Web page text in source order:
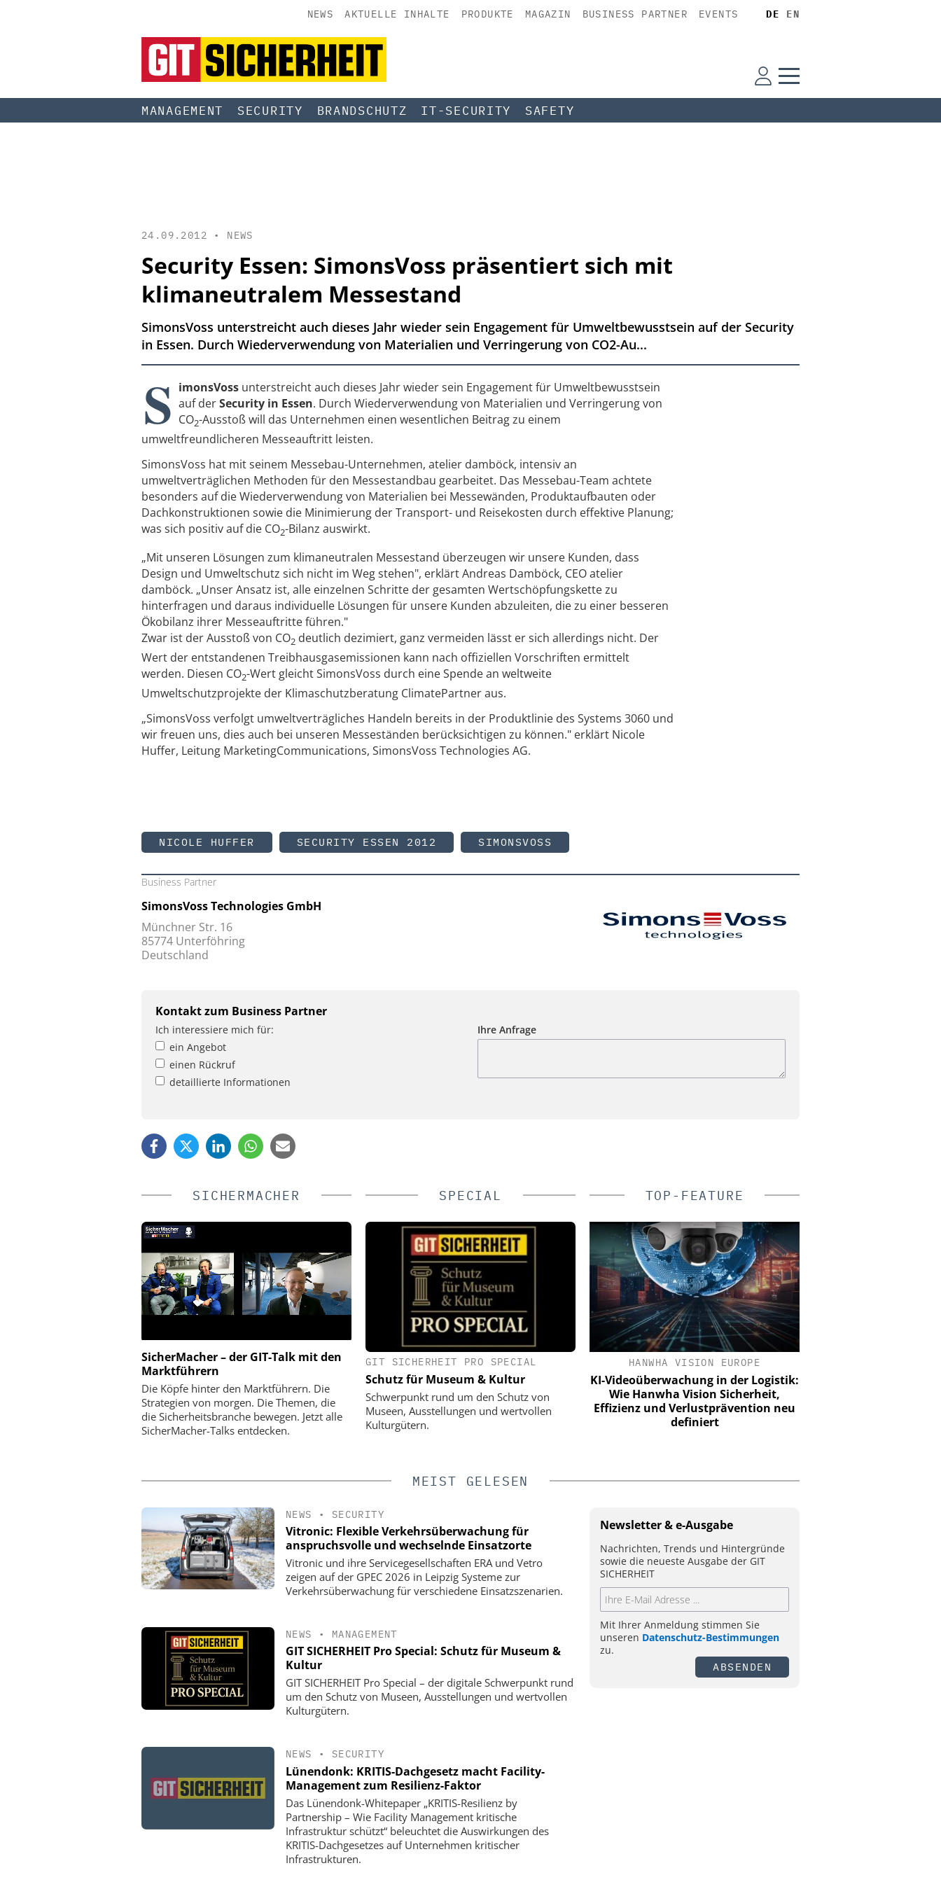
NEWS AKTUELLE INHALTE PRODUKTE MAGAZIN BUSINESS PARTNER EVENTS DE EN
MANAGEMENT SECURITY BRANDSCHUTZ IT-SECURITY SAFETY
24.09.2012 • NEWS
Security Essen: SimonsVoss präsentiert sich mit
klimaneutralem Messestand
SimonsVoss unterstreicht auch dieses Jahr wieder sein Engagement für Umweltbewusstsein auf der Security
in Essen. Durch Wiederverwendung von Materialien und Verringerung von CO2-Au...
S imonsVoss unterstreicht auch dieses Jahr wieder sein Engagement für Umweltbewusstsein
auf derSecurity in Essen. Durch Wiederverwendung von Materialien und Verringerung von
CO2-Ausstoß will das Unternehmen einen wesentlichen Beitrag zu einem
umweltfreundlicheren Messeauftritt leisten.
SimonsVoss hat mit seinem Messebau-Unternehmen, atelier damböck, intensiv an
umweltverträglichen Methoden für den Messestandbau gearbeitet. Das Messebau-Team achtete
besonders auf die Wiederverwendung von Materialien bei Messewänden, Produktaufbauten oder
Dachkonstruktionen sowie die Minimierung der Transport- und Reisekosten durch effektive Planung;
was sich positiv auf die CO2-Bilanz auswirkt.
„Mit unseren Lösungen zum klimaneutralen Messestand überzeugen wir unsere Kunden, dass
Design und Umweltschutz sich nicht im Weg stehen", erklärt Andreas Damböck, CEO atelier
damböck. „Unser Ansatz ist, alle einzelnen Schritte der gesamten Wertschöpfungskette zu
hinterfragen und daraus individuelle Lösungen für unsere Kunden abzuleiten, die zu einer besseren
Ökobilanz ihrer Messeauftritte führen."
Zwar ist der Ausstoß von CO2 deutlich dezimiert, ganz vermeiden lässt er sich allerdings nicht. Der
Wert der entstandenen Treibhausgasemissionen kann nach offiziellen Vorschriften ermittelt
werden. Diesen CO2-Wert gleicht SimonsVoss durch eine Spende an weltweite
Umweltschutzprojekte der Klimaschutzberatung ClimatePartner aus.
„SimonsVoss verfolgt umweltverträgliches Handeln bereits in der Produktlinie des Systems 3060 und
wir freuen uns, dies auch bei unseren Messeständen berücksichtigen zu können." erklärt Nicole
Huffer, Leitung MarketingCommunications, SimonsVoss Technologies AG.
NICOLE HUFFER SECURITY ESSEN 2012 SIMONSVOSS
Business Partner
SimonsVoss Technologies GmbH
Münchner Str. 16
85774 Unterföhring
Deutschland
Kontakt zum Business Partner
Ich interessiere mich für:
ein Angebot
einen Rückruf
detaillierte Informationen
Ihre Anfrage
SICHERMACHER
SicherMacher – der GIT-Talk mit den
Marktführern
Die Köpfe hinter den Marktführern. Die
Strategien von morgen. Die Themen, die
die Sicherheitsbranche bewegen. Jetzt alle
SicherMacher-Talks entdecken.
SPECIAL
GIT SICHERHEIT PRO SPECIAL
Schutz für Museum & Kultur
Schwerpunkt rund um den Schutz von
Museen, Ausstellungen und wertvollen
Kulturgütern.
TOP-FEATURE
TPS SICHERHEITSTECHNIK
im Praxistest:
urbane Testgelände von
TPS reale Angriffsszenarien
EUCHNER GMBH + CO. KG
Euchner mit IO-Link-Safety-Lösungen
auf der Hannover Messe: Die letzten
20 Meter im Fokus
YOKOGAWA DEUTSCHLAND GMBH
NIS2 & OT Security – was jetzt zu tun
ist: Live Webinar am 19. Mai, 11 Uhr
HANWHA VISION EUROPE
KI-Videoüberwachung in der Logistik:
Wie Hanwha Vision Sicherheit,
Effizienz und Verlustprävention neu
definiert
MEIST GELESEN
NEWS • SECURITY
Vitronic: Flexible Verkehrsüberwachung für
anspruchsvolle und wechselnde Einsatzorte
Vitronic und ihre Servicegesellschaften ERA und Vetro
zeigen auf der GPEC 2026 in Leipzig Systeme zur
Verkehrsüberwachung für verschiedene Einsatzszenarien.
NEWS • MANAGEMENT
GIT SICHERHEIT Pro Special: Schutz für Museum &
Kultur
GIT SICHERHEIT Pro Special – der digitale Schwerpunkt rund
um den Schutz von Museen, Ausstellungen und wertvollen
Kulturgütern.
NEWS • SECURITY
Lünendonk: KRITIS-Dachgesetz macht Facility-
Management zum Resilienz-Faktor
Das Lünendonk-Whitepaper „KRITIS-Resilienz by
Partnership – Wie Facility Management kritische
Infrastruktur schützt“ beleuchtet die Auswirkungen des
KRITIS-Dachgesetzes auf Unternehmen kritischer
Infrastrukturen.
Newsletter & e-Ausgabe
Nachrichten, Trends und Hintergründe
sowie die neueste Ausgabe der GIT
SICHERHEIT
Mit Ihrer Anmeldung stimmen Sie
unseren Datenschutz-Bestimmungen
zu.
ABSENDEN